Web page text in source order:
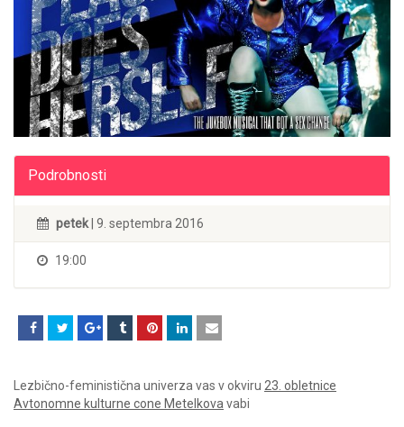
Podrobnosti
petek | 9. septembra 2016
19:00
Lezbično-feministična univerza vas v okviru 23. obletnice
Avtonomne kulturne cone Metelkova vabi